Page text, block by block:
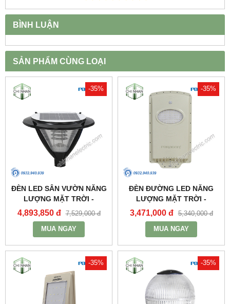
BÌNH LUẬN
SẢN PHẨM CÙNG LOẠI
-35%
ĐÈN LED SÂN VƯỜN NĂNG
LƯỢNG MẶT TRỜI -
PSOGA20L - PARAGON
4,893,850 đ 7,529,000 đ
MUA NGAY
-35%
ĐÈN ĐƯỜNG LED NĂNG
LƯỢNG MẶT TRỜI -
PSOWB1065 - PARAGON
3,471,000 đ 5,340,000 đ
MUA NGAY
-35% -35%